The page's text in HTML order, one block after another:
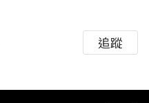
追蹤